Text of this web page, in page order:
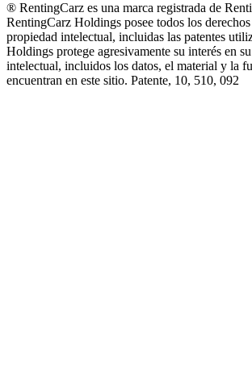
® RentingCarz es una marca registrada de
RentingCarz Holdings posee todos los
propiedad intelectual, incluidas las patentes
Holdings protege agresivamente su interés en
intelectual, incluidos los datos, el material y la
encuentran en este sitio. Patente, 10, 510, 092